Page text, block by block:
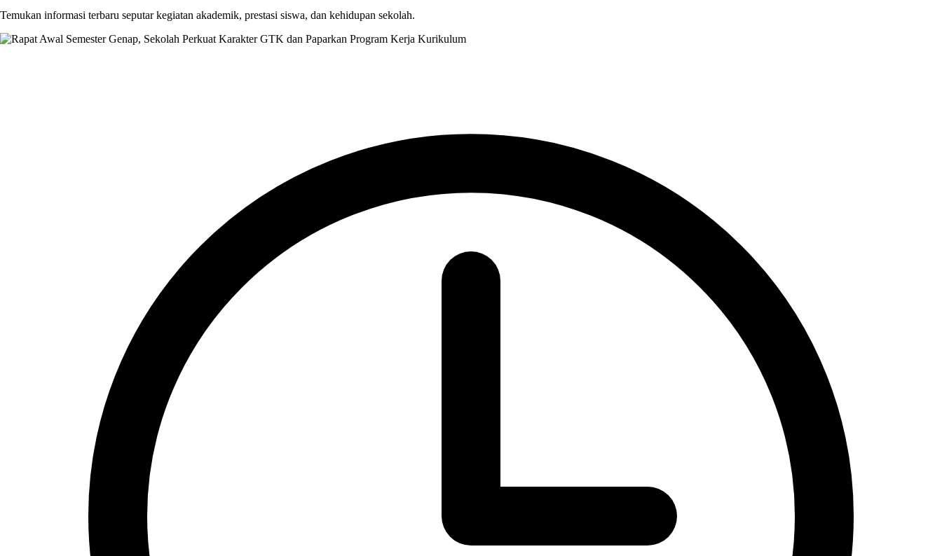
Temukan informasi terbaru seputar kegiatan akademik, prestasi siswa, dan kehidupan sekolah.
Kurikulum